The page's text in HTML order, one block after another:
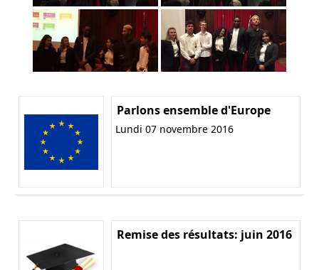
Parlons ensemble d'Europe
Lundi 07 novembre 2016
Remise des résultats: juin 2016